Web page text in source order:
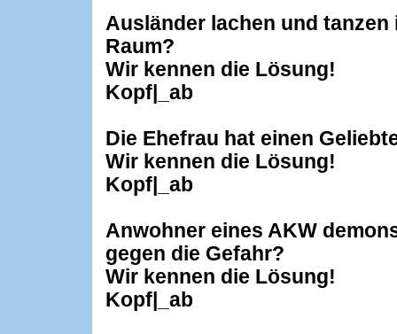
Ausländer lachen und
Raum?
Wir kennen die Lösung!
Kopf|_ab
Die Ehefrau hat einen
Wir kennen die Lösung!
Kopf|_ab
Anwohner eines AKW
gegen die Gefahr?
Wir kennen die Lösung!
Kopf|_ab